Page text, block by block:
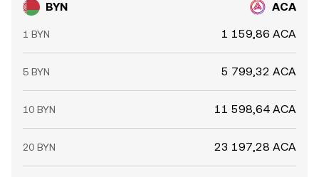
BYN ACA
1 BYN 1 159,86 ACA
5 BYN 5 799,32 ACA
10 BYN 11 598,64 ACA
20 BYN 23 197,28 ACA